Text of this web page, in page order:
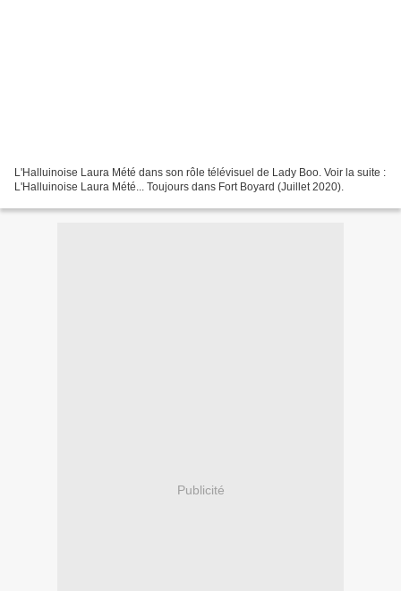
L'Halluinoise Laura Mété dans son rôle télévisuel de Lady Boo. Voir la suite :
L'Halluinoise Laura Mété... Toujours dans Fort Boyard (Juillet 2020).
Publicité